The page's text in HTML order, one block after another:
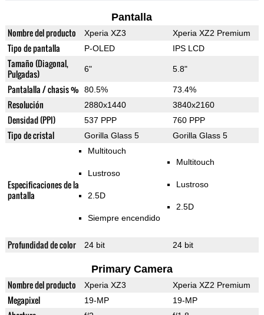
Pantalla
Nombre del producto Xperia XZ3 Xperia XZ2 Premium
Tipo de pantalla P-OLED IPS LCD
Tamaño (Diagonal,
Pulgadas)
6" 5.8"
Pantalalla / chasis % 80.5% 73.4%
Resolución 2880x1440 3840x2160
Densidad (PPI) 537 PPP 760 PPP
Tipo de cristal Gorilla Glass 5 Gorilla Glass 5
Especificaciones de la
pantalla
Multitouch
Lustroso
2.5D
Siempre encendido
Multitouch
Lustroso
2.5D
Profundidad de color 24 bit 24 bit
Primary Camera
Nombre del producto Xperia XZ3 Xperia XZ2 Premium
Megapixel 19-MP 19-MP